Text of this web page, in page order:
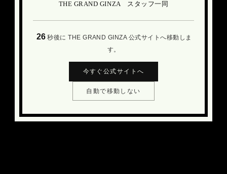
THE GRAND GINZA スタッフ一同
26 秒後に THE GRAND GINZA 公式サイトへ移動しま
す。
今すぐ公式サイトへ
自動で移動しない